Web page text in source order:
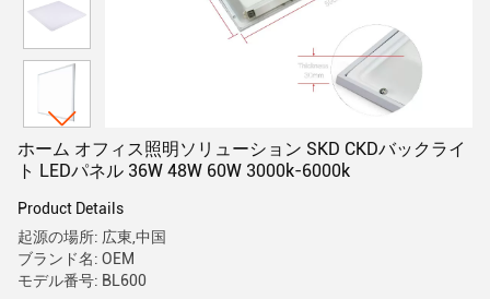
ホーム オフィス照明ソリューション SKD CKDバックライ
ト LEDパネル 36W 48W 60W 3000k-6000k
Product Details
起源の場所: 広東,中国
ブランド名: OEM
モデル番号: BL600